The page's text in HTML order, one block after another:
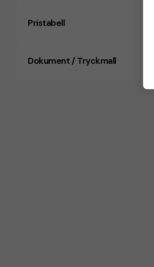
Pristabell
Dokument / Tryckmall